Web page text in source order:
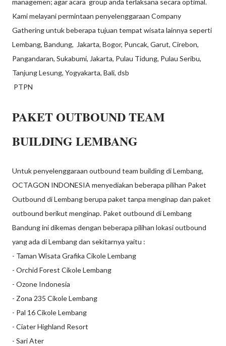
managemen; agar acara group anda terlaksana secara optimal.
Kamimelayani permintaan penyelenggaraan Company
Gathering untuk beberapa tujuan tempat wisata lainnya seperti
Lembang, Bandung, Jakarta, Bogor, Puncak, Garut, Cirebon,
Pangandaran, Sukabumi, Jakarta, Pulau Tidung, Pulau Seribu,
Tanjung Lesung, Yogyakarta, Bali, dsb
PTPN
PAKET OUTBOUND TEAM
BUILDING LEMBANG
Untuk penyelenggaraan outbound team building di Lembang,
OCTAGON INDONESIA menyediakan beberapa pilihan Paket
Outbound di Lembang berupa paket tanpa menginap dan paket
outbound berikut menginap. Paket outbound di Lembang
Bandung ini dikemas dengan beberapa pilihan lokasi outbound
yang ada di Lembang dan sekitarnya yaitu :
- Taman Wisata Grafika Cikole Lembang
- Orchid Forest Cikole Lembang
- Ozone Indonesia
- Zona 235 Cikole Lembang
- Pal 16 Cikole Lembang
- Ciater Highland Resort
- Sari Ater